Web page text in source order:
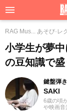
RAG Mus... あそび·レ
小学生が夢
の豆知識で盛
鍵盤弾き
SAKI
6歳の頃
や映画音